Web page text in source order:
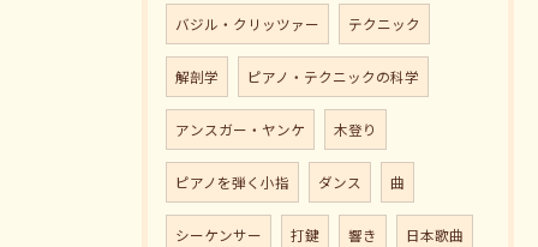
バジル・クリッツァー テクニック
解剖学 ピアノ・テクニックの科学
アンスガー・ヤンケ 木登り
ピアノを弾く小指 ダンス 曲
シーケンサー 打鍵 響き 日本歌曲